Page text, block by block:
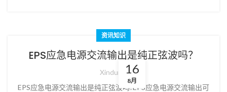
资讯知识
EPS应急电源交流输出是纯正弦波吗？
Xindun
EPS应急电源交流输出是纯正弦波吗?EPS应急电源交流输出可
16
8月